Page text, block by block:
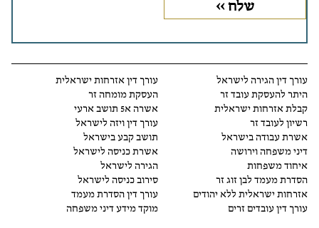
עורך דין הגירה לישראל
היתר להעסקת עובד זר
קבלת אזרחות ישראלית
רשיון לעובד זר
אשרת עבודה בישראל
דיני משפחה וירושה
איחוד משפחות
הסדרת מעמד לבן זוג זר
אזרחות ישראלית ללא יהודים
עורך דין עובדים זרים
עורך דין אזרחות ישראלית
העסקת מומחה זר
אשרה א5 תושב ארעי
עורך דין ויזה לישראל
תושב קבע בישראל
אשרת כניסה לישראל
הגירה לישראל
סירוב כניסה לישראל
עורך דין הסדרת מעמד
מוקד מידע דיני משפחה